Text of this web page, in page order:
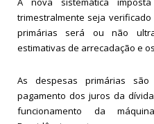
trimestralmente seja
primárias será ou não
estimativas de arrecadação e
As despesas primárias
pagamento dos juros da
funcionamento da